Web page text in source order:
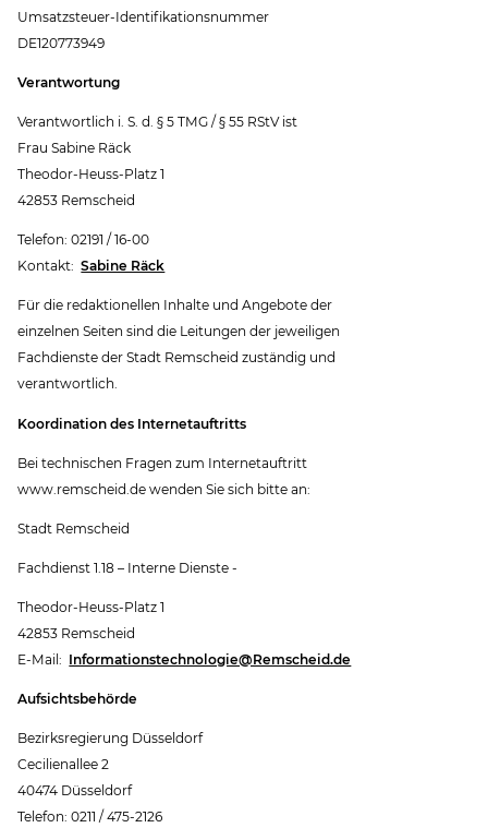
Umsatzsteuer-Identifikationsnummer
DE120773949
Verantwortung
Verantwortlich i. S. d. § 5 TMG / § 55 RStV ist
Frau Sabine Räck
Theodor-Heuss-Platz 1
42853 Remscheid
Telefon: 02191 / 16-00
Kontakt: Sabine Räck
Für die redaktionellen Inhalte und Angebote der
einzelnen Seiten sind die Leitungen der jeweiligen
Fachdienste der Stadt Remscheid zuständig und
verantwortlich.
Koordination des Internetauftritts
Bei technischen Fragen zum Internetauftritt
www.remscheid.de wenden Sie sich bitte an:
Stadt Remscheid
Fachdienst 1.18 – Interne Dienste -
Theodor-Heuss-Platz 1
42853 Remscheid
E-Mail: Informationstechnologie@Remscheid.de
Aufsichtsbehörde
Bezirksregierung Düsseldorf
Cecilienallee 2
40474 Düsseldorf
Telefon: 0211 / 475-2126